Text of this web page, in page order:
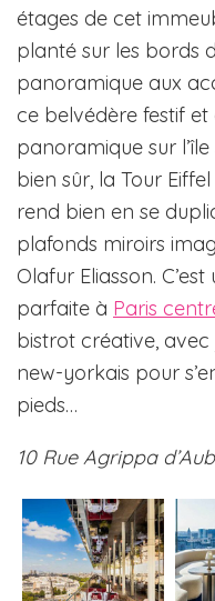
étages de cet
planté sur les bords
panoramique aux
ce belvédère festif
panoramique sur
bien sûr, la Tour
rend bien en se
plafonds miroirs
Olafur Eliasson.
parfaite à Paris
bistrot créative, avec
new-yorkais pour
pieds…
10 Rue Agrippa